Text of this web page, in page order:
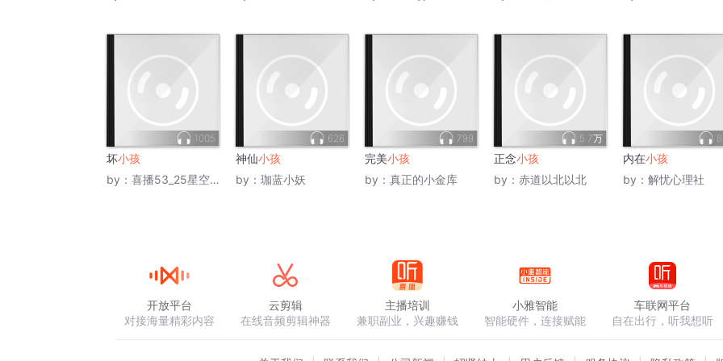
1005
坏小孩
by： 喜播53_25星空灿烂
626
神仙小孩
by： 珈蓝小妖
799
完美小孩
by： 真正的小金库
5.7万
正念小孩
by： 赤道以北以北
内在小孩
by： 解忧心理社
开放平台
对接海量精彩内容
云剪辑
在线音频剪辑神器
主播培训
兼职副业，兴趣赚钱
小雅智能
智能硬件，连接赋能
车联网平台
自在出行，听我想听